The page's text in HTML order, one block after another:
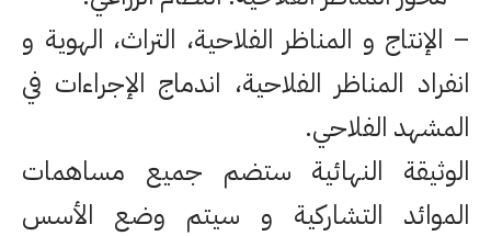
– الإنتاج و المناظر الفلاحية، التراث، الهوية و
انفراد المناظر الفلاحية، اندماج الإجراءات في
المشهد الفلاحي.
الوثيقة النهائية ستضم جميع مساهمات
الموائد التشاركية و سيتم وضع الأسس